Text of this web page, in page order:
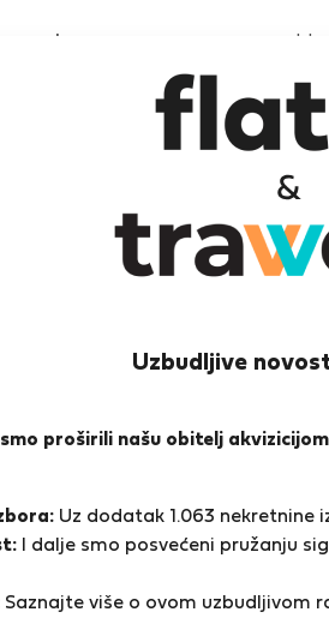
Uzbudljive
proširili našu obitelj
Uz dodatak 1.063 nekretnine
I dalje smo posvećeni pružanju
Saznajte više o ovom uzbudljivom
na oglas
Urban Loft in safe
Stay Benefits
u ovom smještaju bit će pokriven
- Aveiro
od listopada 2020